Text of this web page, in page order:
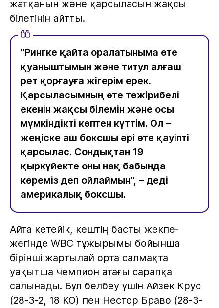
жатқанын және қарсыласын жақсы
білетінін айтты.
"Рингке қайта оралатыныма өте
қуаныштымын және титул алғаш
рет қорғауға жігерім ерек.
Қарсыласымның өте тәжірибелі
екенін жақсы білемін және осы
мүмкіндікті көптен күттім. Ол –
жеңіске аш боксшы әрі өте қауіпті
қарсылас. Сондықтан 19
қыркүйекте оны нақ бабында
көреміз деп ойлаймын", – деді
америкалық боксшы.
Айта кетейік, кештің басты жекпе-
жегінде WBC тұжырымы бойынша
бірінші жартылай орта салмақта
уақытша чемпион атағы сарапқа
салынады. Бұл белбеу үшін Айзек Крус
(28-3-2, 18 KO) пен Нестор Браво (28-3-